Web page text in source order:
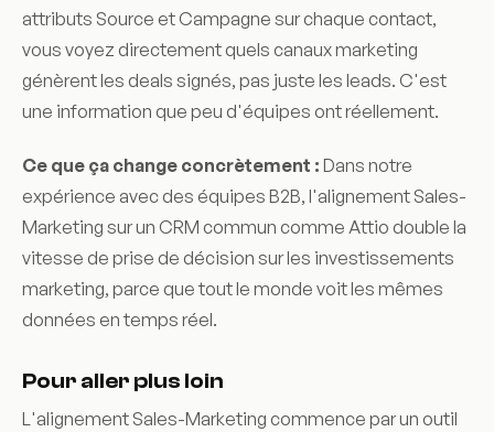
attributs Source et Campagne sur chaque contact,
vous voyez directement quels canaux marketing
génèrent les deals signés, pas juste les leads. C'est
une information que peu d'équipes ont réellement.
Ce que ça change concrètement : Dans notre
expérience avec des équipes B2B, l'alignement Sales-
Marketing sur un CRM commun comme Attio double la
vitesse de prise de décision sur les investissements
marketing, parce que tout le monde voit les mêmes
données en temps réel.
Pour aller plus loin
L'alignement Sales-Marketing commence par un outil